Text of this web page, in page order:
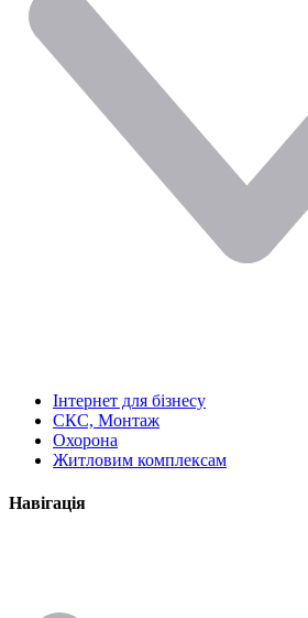
Інтернет для бізнесу
СКС, Монтаж
Охорона
Житловим комплексам
Навігація